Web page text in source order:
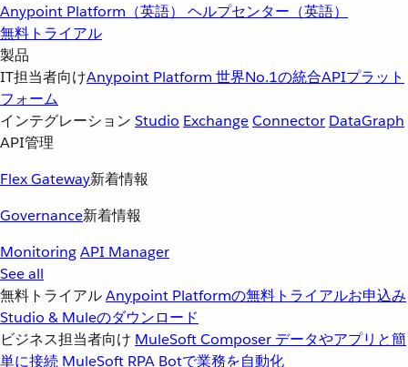
Anypoint Platform（英語） ヘルプセンター（英語）
無料トライアル
製品
IT担当者向けAnypoint Platform 世界No.1の統合APIプラット
フォーム
インテグレーション Studio ExchangeConnector DataGraph
API管理
Flex Gateway新着情報
Governance新着情報
MonitoringAPI Manager
See all
無料トライアルAnypoint Platformの無料トライアルお申込み
Studio & Muleのダウンロード
ビジネス担当者向け MuleSoft Composer データやアプリと簡
単に接続 MuleSoft RPA Botで業務を自動化